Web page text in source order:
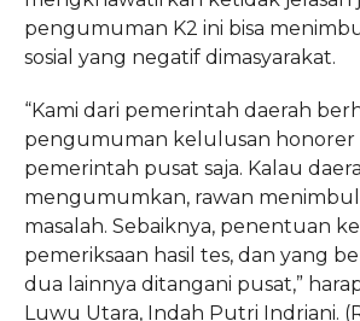
pengumuman K2 ini bisa
sosial yang negatif dimasyarakat.
“Kami dari pemerintah daerah
pengumuman kelulusan honorer
pemerintah pusat saja. Kalau
mengumumkan, rawan
masalah. Sebaiknya, penentuan
pemeriksaan hasil tes, dan yang
dua lainnya ditangani pusat,”
Luwu Utara, Indah Putri Indriani.